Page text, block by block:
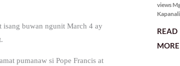
isang buwan ngunit March 4 ay
pumanaw si Pope Francis at
views
State of
READ
MORE